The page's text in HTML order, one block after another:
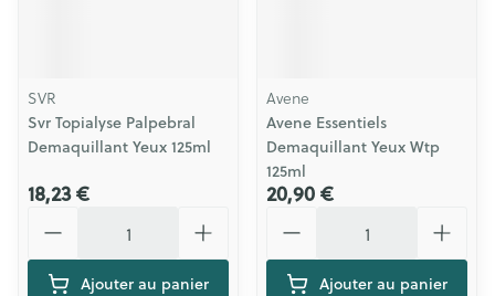
SVR
Svr Topialyse Palpebral
Demaquillant Yeux 125ml
18,23 €
Ajouter au panier
Avene
Avene Essentiels
Demaquillant Yeux Wtp
125ml
20,90 €
Ajouter au panier